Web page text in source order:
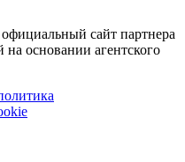
сайт партнера
основании агентского